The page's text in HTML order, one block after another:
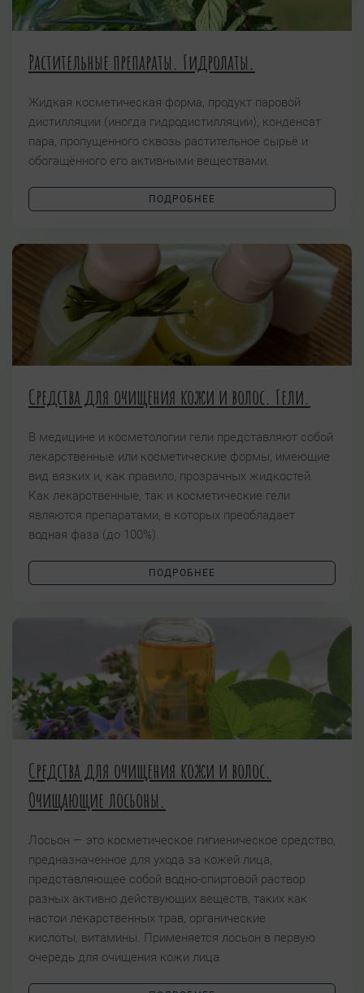
Растительные препараты. Гидролаты.
Жидкая косметическая форма, продукт паровой
дистилляции (иногда гидродистилляции), конденсат
пара, пропущенного сквозь растительное сырьё и
обогащённого его активными веществами.
ПОДРОБНЕЕ
Средства для очищения кожи и волос. Гели.
В медицине и косметологии гели представляют собой
лекарственные или косметические формы, имеющие
вид вязких и, как правило, прозрачных жидкостей.
Как лекарственные, так и косметические гели
являются препаратами, в которых преобладает
водная фаза (до 100%).
ПОДРОБНЕЕ
Средства для очищения кожи и волос.
Очищающие лосьоны.
Лосьон — это косметическое гигиеническое средство,
предназначенное для ухода за кожей лица,
представляющее собой водно-спиртовой раствор
разных активно действующих веществ, таких как
настои лекарственных трав, органические
кислоты, витамины. Применяется лосьон в первую
очередь для очищения кожи лица.